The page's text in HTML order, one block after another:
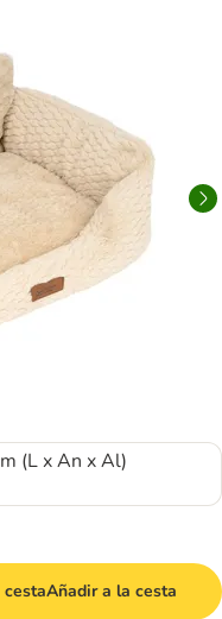
(L x An x Al)
Añadir a la cesta